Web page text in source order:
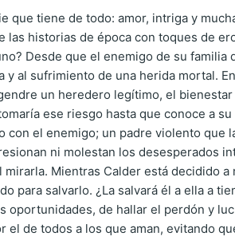
que tiene de todo: amor, intriga y
las historias de época con toques de
Desde que el enemigo de su
y al sufrimiento de una herida mortal.
un heredero legítimo, el
ese riesgo hasta que conoce a
con el enemigo; un padre violento que
ni molestan los desesperados
Mientras Calder está decidido
para salvarlo. ¿La salvará él a ella a
oportunidades, de hallar el perdón y
de todos a los que aman, evitando